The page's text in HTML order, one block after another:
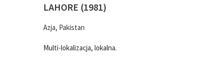
LAHORE (1981)
Azja, Pakistan
Multi-lokalizacja, lokalna.